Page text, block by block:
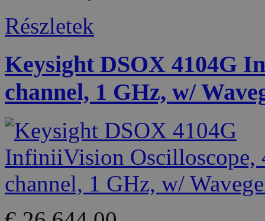
Részletek
Keysight DSOX 4104G
channel, 1 GHz, w/